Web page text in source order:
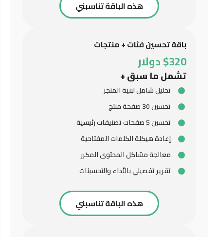
هذه الباقة تناسبني
باقة تحسين فئات + منتجات
$320 دولار
تشمل ما سبق +
تحليل شامل لبنية المتجر
تحسين 30 صفحة منتج
تحسين 5 صفحات تصنيفات رئيسية
إعادة هيكلة الكلمات المفتاحية
معالجة مشاكل المحتوى المكرر
تقرير تفصيلي بالأداء والتحسينات
هذه الباقة تناسبني